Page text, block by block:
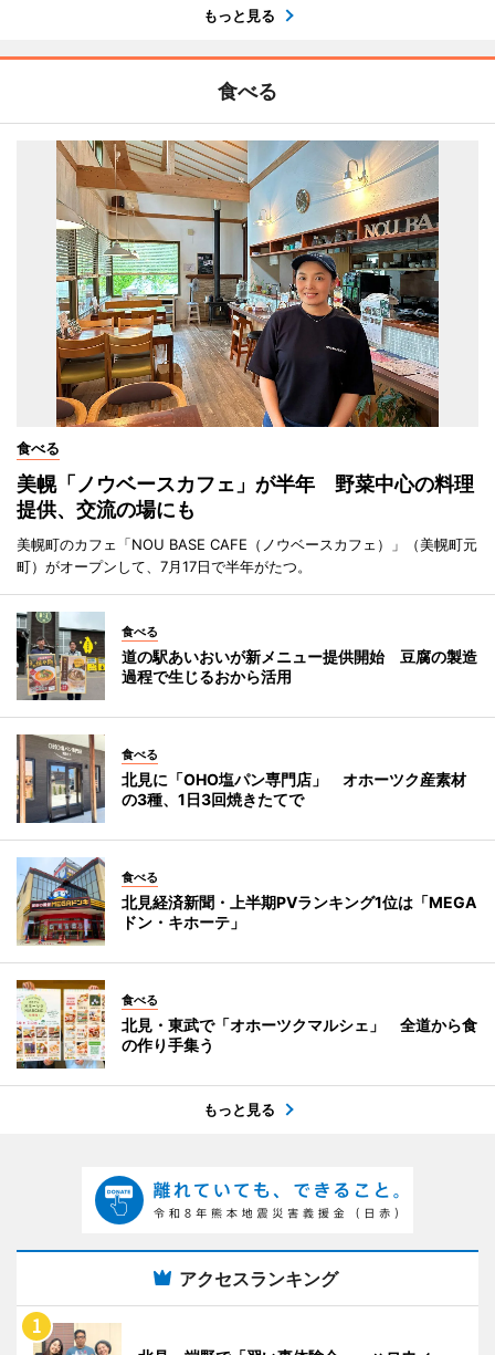
もっと見る
食べる
食べる
美幌「ノウベースカフェ」が半年 野菜中心の料理
提供、交流の場にも
美幌町のカフェ「NOU BASE CAFE（ノウベースカフェ）」（美幌町元
町）がオープンして、7月17日で半年がたつ。
食べる
道の駅あいおいが新メニュー提供開始 豆腐の製造
過程で生じるおから活用
食べる
北見に「OHO塩パン専門店」 オホーツク産素材
の3種、1日3回焼きたてで
食べる
北見経済新聞・上半期PVランキング1位は「MEGA
ドン・キホーテ」
食べる
北見・東武で「オホーツクマルシェ」 全道から食
の作り手集う
もっと見る
アクセスランキング